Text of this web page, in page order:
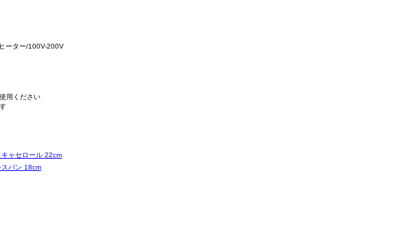
ーター/100V-200V
用ください
キャセロール 22cm
スパン 18cm